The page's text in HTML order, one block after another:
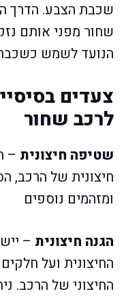
שכבת הצבע. הדרך
שחור מפני אותם
הנועד לשמש כשכבת
צעדים
לרכב שחור
שטיפה חיצונית –
חיצונית של הרכב,
ומזהמים נוספים
הגנה חיצונית –
החיצונית ועל
החיצוני של הרכב.